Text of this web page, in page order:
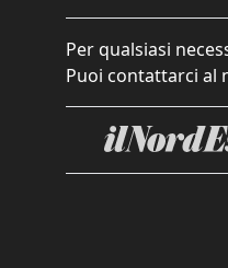
Per qualsiasi
Puoi contattarci al